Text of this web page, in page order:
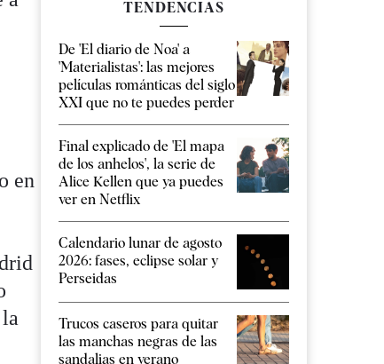
en
TENDENCIAS
De 'El diario de Noa' a
'Materialistas': las mejores
películas románticas del siglo
XXI que no te puedes perder
Final explicado de 'El mapa
de los anhelos', la serie de
Alice Kellen que ya puedes
ver en Netflix
Calendario lunar de agosto
2026: fases, eclipse solar y
Perseidas
Trucos caseros para quitar
las manchas negras de las
sandalias en verano